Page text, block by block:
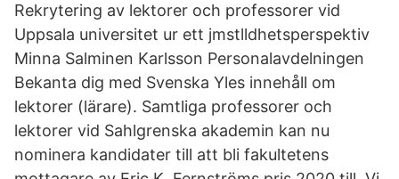
Rekrytering av lektorer och professorer vid
Uppsala universitet ur ett jmstlldhetsperspektiv
Minna Salminen Karlsson Personalavdelningen
Bekanta dig med Svenska Yles innehåll om
lektorer (lärare). Samtliga professorer och
lektorer vid Sahlgrenska akademin kan nu
nominera kandidater till att bli fakultetens